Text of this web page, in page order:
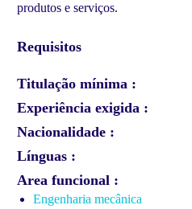
produtos e serviços.
Requisitos
Titulação mínima
Experiência exigida
Nacionalidade
Línguas
Area funcional
Engenharia mecânica